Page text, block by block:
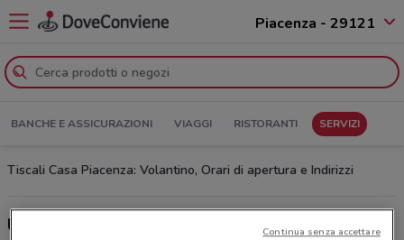
Piacenza - 29121
BANCHE E ASSICURAZIONI VIAGGI RISTORANTI SERVIZI
Tiscali Casa Piacenza: Volantino, Orari di apertura e Indirizzi
Ultime offerte del volantino Tiscali Casa
Continua senza accettare